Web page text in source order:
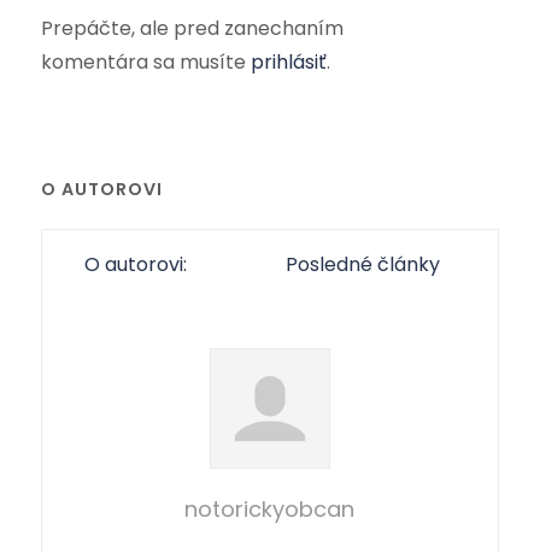
Prepáčte, ale pred zanechaním
komentára sa musíte prihlásiť.
O AUTOROVI
O autorovi: Posledné články
notorickyobcan